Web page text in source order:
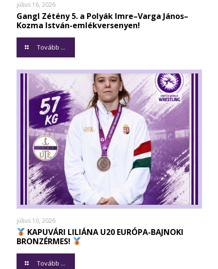
július 16, 2026
Gangl Zétény 5. a Polyák Imre–Varga János–
Kozma István-emlékversenyen!
Tovább ...
július 10, 2026
KAPUVÁRI LILIÁNA U20 EURÓPA-BAJNOKI
BRONZÉRMES!
Tovább ...